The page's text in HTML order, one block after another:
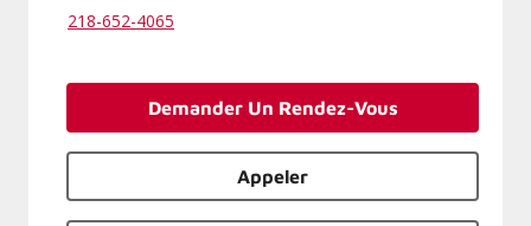
218-652-4065
Demander Un Rendez-Vous
Appeler